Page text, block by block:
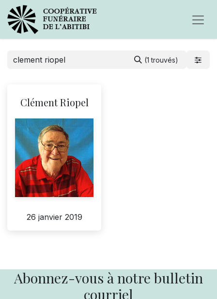
(1 trouvés)
Clément Riopel
26 janvier 2019
Abonnez-vous à notre bulletin
courriel